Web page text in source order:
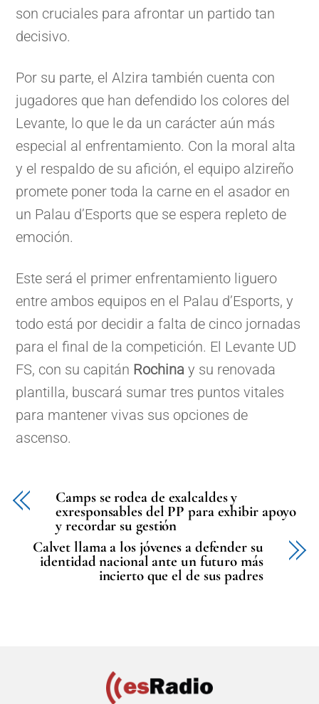
son cruciales para afrontar un partido tan
decisivo.
Por su parte, el Alzira también cuenta con
jugadores que han defendido los colores del
Levante, lo que le da un carácter aún más
especial al enfrentamiento. Con la moral alta
y el respaldo de su afición, el equipo alzireño
promete poner toda la carne en el asador en
un Palau d’Esports que se espera repleto de
emoción.
Este será el primer enfrentamiento liguero
entre ambos equipos en el Palau d’Esports, y
todo está por decidir a falta de cinco jornadas
para el final de la competición. El Levante UD
FS, con su capitán Rochina y su renovada
plantilla, buscará sumar tres puntos vitales
para mantener vivas sus opciones de
ascenso.
Camps se rodea de exalcaldes y
exresponsables del PP para exhibir apoyo
y recordar su gestión
Calvet llama a los jóvenes a defender su
identidad nacional ante un futuro más
incierto que el de sus padres